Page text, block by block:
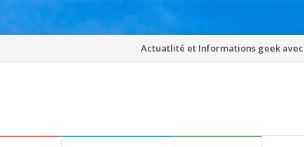
Skip
Actuatlité et Informations geek